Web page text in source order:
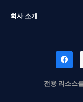
회사 소개
전용 리소스